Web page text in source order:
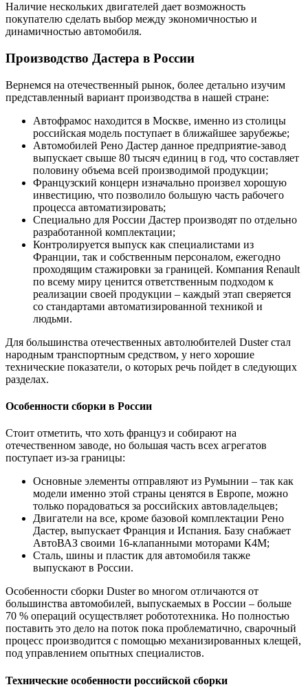
Наличие нескольких двигателей дает возможность
покупателю сделать выбор между экономичностью и
динамичностью автомобиля.
Производство Дастера в России
Вернемся на отечественный рынок, более детально изучим
представленный вариант производства в нашей стране:
Автофрамос находится в Москве, именно из столицы
российская модель поступает в ближайшее зарубежье;
Автомобилей Рено Дастер данное предприятие-завод
выпускает свыше 80 тысяч единиц в год, что составляет
половину объема всей производимой продукции;
Французский концерн изначально произвел хорошую
инвестицию, что позволило большую часть рабочего
процесса автоматизировать;
Специально для России Дастер производят по отдельно
разработанной комплектации;
Контролируется выпуск как специалистами из
Франции, так и собственным персоналом, ежегодно
проходящим стажировки за границей. Компания Renault
по всему миру ценится ответственным подходом к
реализации своей продукции – каждый этап сверяется
со стандартами автоматизированной техникой и
людьми.
Для большинства отечественных автолюбителей Duster стал
народным транспортным средством, у него хорошие
технические показатели, о которых речь пойдет в следующих
разделах.
Особенности сборки в России
Стоит отметить, что хоть француз и собирают на
отечественном заводе, но большая часть всех агрегатов
поступает из-за границы:
Основные элементы отправляют из Румынии – так как
модели именно этой страны ценятся в Европе, можно
только порадоваться за российских автовладельцев;
Двигатели на все, кроме базовой комплектации Рено
Дастер, выпускает Франция и Испания. Базу снабжает
АвтоВАЗ своими 16-клапанными моторами К4М;
Сталь, шины и пластик для автомобиля также
выпускают в России.
Особенности сборки Duster во многом отличаются от
большинства автомобилей, выпускаемых в России – больше
70 % операций осуществляет робототехника. Но полностью
поставить это дело на поток пока проблематично, сварочный
процесс производится с помощью механизированных клещей,
под управлением опытных специалистов.
Технические особенности российской сборки